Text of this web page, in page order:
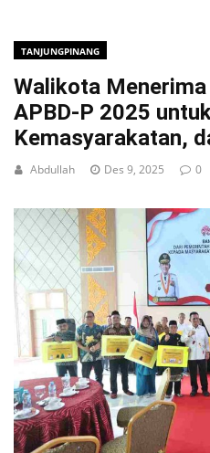
TANJUNGPINANG
Walikota Menerima
APBD-P 2025
Kemasyarakatan,
Abdullah Des 9, 2025 0